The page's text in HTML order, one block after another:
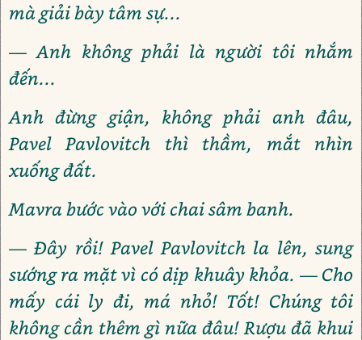
mà giải bày tâm sự...
— Anh không phải là người tôi nhắm
đến...
Anh đừng giận, không phải anh đâu,
Pavel Pavlovitch thì thầm, mắt nhìn
xuống đất.
Mavra bước vào với chai sâm banh.
— Đây rồi! Pavel Pavlovitch la lên, sung
sướng ra mặt vì có dịp khuây khỏa. — Cho
mấy cái ly đi, má nhỏ! Tốt! Chúng tôi
không cần thêm gì nữa đâu! Rượu đã khui